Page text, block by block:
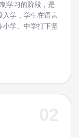
学习的阶段，是
入学，学生在语言
小学、中学打下坚